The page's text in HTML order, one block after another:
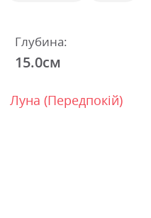
Глубина:
15.0см
Луна (Передпокій)